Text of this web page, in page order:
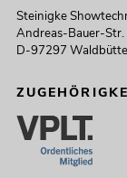
Steinigke
Andreas-Bauer-Str.
D-97297